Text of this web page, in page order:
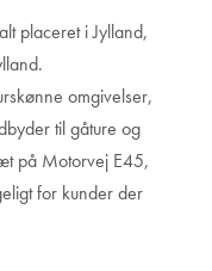
placeret i Jylland,
omgivelser,
til gåture og
på Motorvej E45,
for kunder der